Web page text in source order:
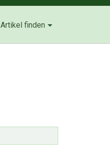
Artikel finden